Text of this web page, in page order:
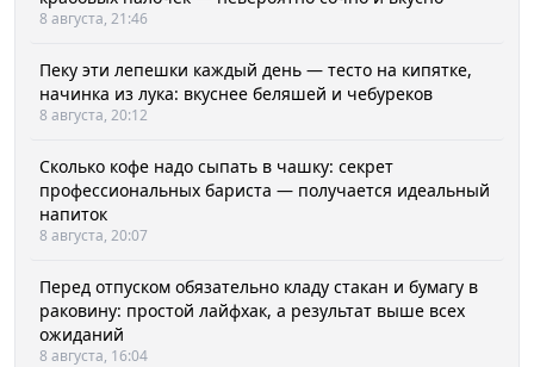
8 августа, 21:46
Пеку эти лепешки каждый день — тесто на кипятке,
начинка из лука: вкуснее беляшей и чебуреков
8 августа, 20:12
Сколько кофе надо сыпать в чашку: секрет
профессиональных бариста — получается идеальный
напиток
8 августа, 20:07
Перед отпуском обязательно кладу стакан и бумагу в
раковину: простой лайфхак, а результат выше всех
ожиданий
8 августа, 16:04